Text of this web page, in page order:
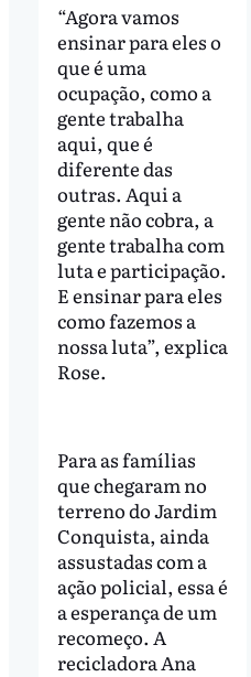
“Agora vamos
ensinar para eles o
que é uma
ocupação, como a
gente trabalha
aqui, que é
diferente das
outras. Aqui a
gente não cobra, a
gente trabalha com
luta e participação.
E ensinar para eles
como fazemos a
nossa luta”, explica
Rose.
Para as famílias
que chegaram no
terreno do Jardim
Conquista, ainda
assustadas com a
ação policial, essa é
a esperança de um
recomeço. A
recicladora Ana